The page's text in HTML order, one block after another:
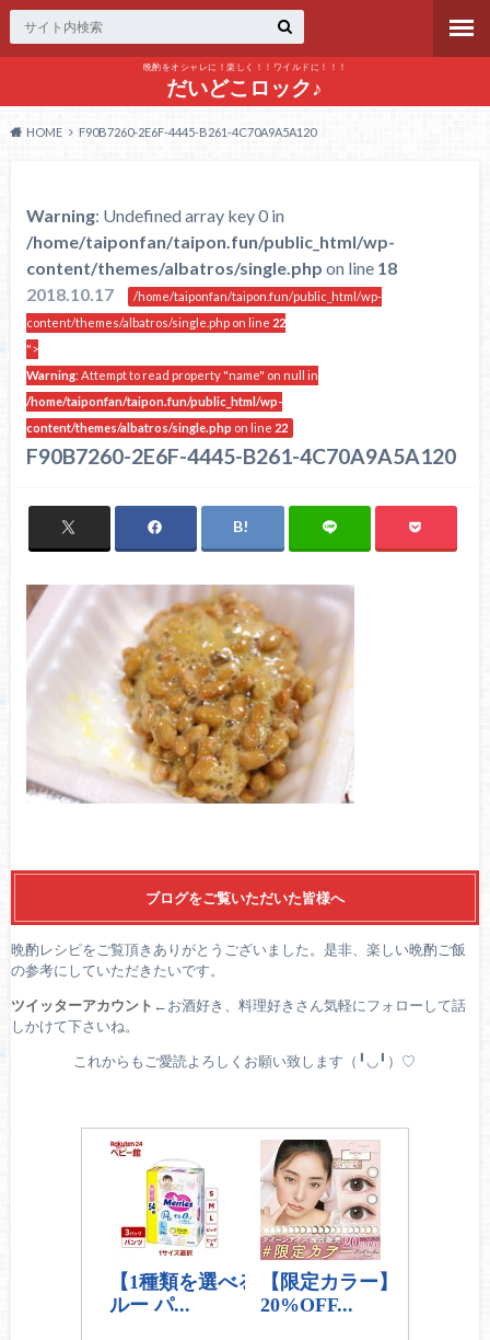
晩酌をオシャレに！楽しく！！ワイルドに！！！
だいどこロック♪
HOME F90B7260-2E6F-4445-B261-4C70A9A5A120
Warning: Undefined array key 0 in
/home/taiponfan/taipon.fun/public_html/wp-
content/themes/albatros/single.php on line 18
2018.10.17
/home/taiponfan/taipon.fun/public_html/wp-
content/themes/albatros/single.php on line 22
">
Warning: Attempt to read property "name" on null in
/home/taiponfan/taipon.fun/public_html/wp-
content/themes/albatros/single.php on line 22
F90B7260-2E6F-4445-B261-4C70A9A5A120
ブログをご覧いただいた皆様へ
晩酌レシピをご覧頂きありがとうございました。是非、楽しい晩酌ご飯
の参考にしていただきたいです。
ツイッターアカウント ←お酒好き、料理好きさん気軽にフォローして話
しかけて下さいね。
これからもご愛読よろしくお願い致します（╹◡╹）♡